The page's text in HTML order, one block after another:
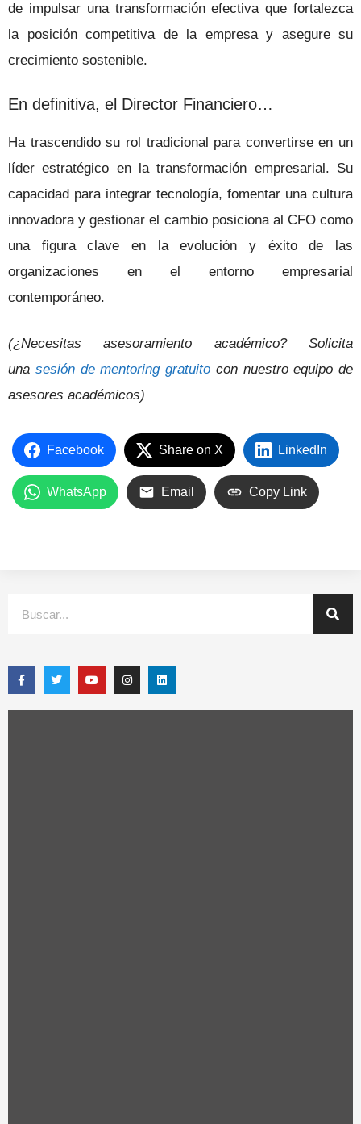
de impulsar una transformación efectiva que fortalezca
la posición competitiva de la empresa y asegure su
crecimiento sostenible.
En definitiva, el Director Financiero…
Ha trascendido su rol tradicional para convertirse en un
líder estratégico en la transformación empresarial. Su
capacidad para integrar tecnología, fomentar una cultura
innovadora y gestionar el cambio posiciona al CFO como
una figura clave en la evolución y éxito de las
organizaciones en el entorno empresarial
contemporáneo.
(¿Necesitas asesoramiento académico? Solicita
una sesión de mentoring gratuito con nuestro equipo de
asesores académicos)
Facebook Share on X LinkedIn
WhatsApp Email Copy Link